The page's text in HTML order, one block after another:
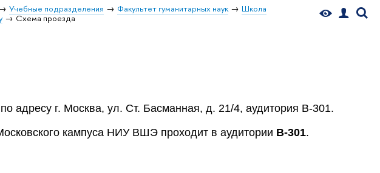
Учебные подразделения Факультет гуманитарных наук
Школа
Схема проезда
адресу г. Москва, ул. Ст. Басманная, д. 21/4, аудитория В-301.
кампуса НИУ ВШЭ проходит в аудитории В-301.